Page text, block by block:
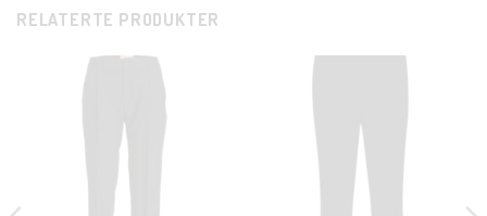
RELATERTE PRODUKTER